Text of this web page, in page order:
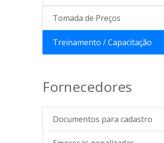
Tomada de Preços
Treinamento / Capacitação
Fornecedores
Documentos para cadastro